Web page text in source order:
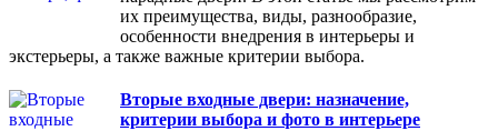
их преимущества, виды, разнообразие,
особенности внедрения в интерьеры и
экстерьеры, а также важные критерии выбора.
Вторые входные двери: назначение,
критерии выбора и фото в интерьере